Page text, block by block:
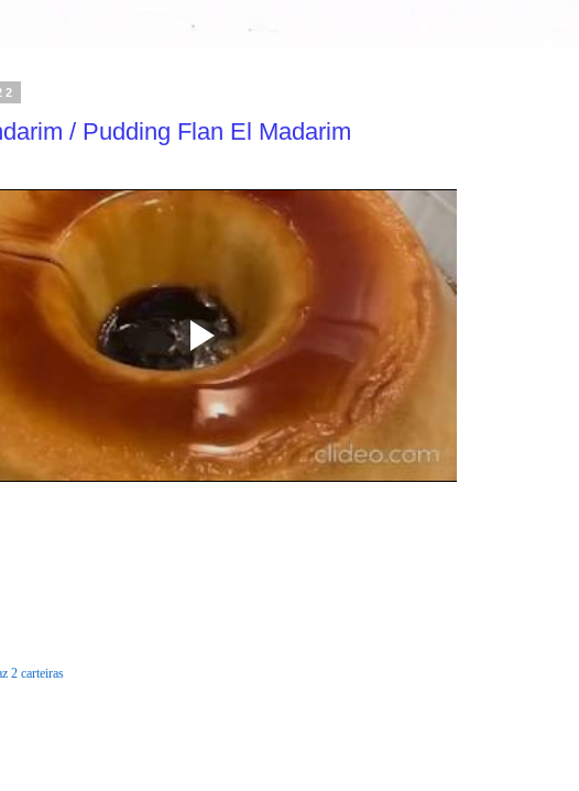
/ Pudding Flan El Madarim
2 carteiras